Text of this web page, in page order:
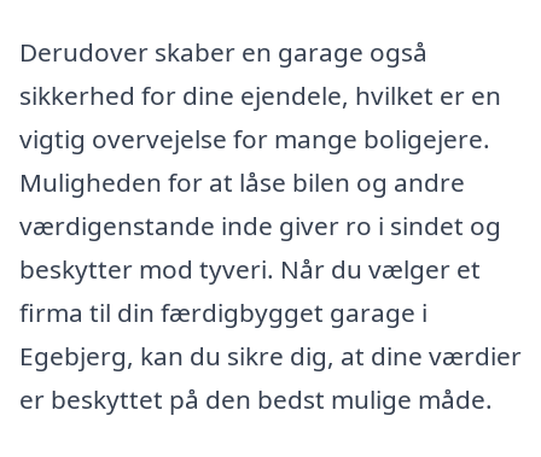
Derudover skaber en garage også
sikkerhed for dine ejendele, hvilket er en
vigtig overvejelse for mange boligejere.
Muligheden for at låse bilen og andre
værdigenstande inde giver ro i sindet og
beskytter mod tyveri. Når du vælger et
firma til din færdigbygget garage i
Egebjerg, kan du sikre dig, at dine værdier
er beskyttet på den bedst mulige måde.